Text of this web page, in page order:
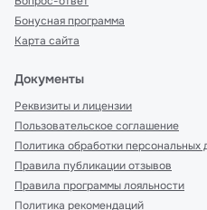
Бонусная программа
Карта сайта
Документы
Реквизиты и лицензии
Пользовательское соглашение
Политика обработки персональных
Правила публикации отзывов
Правила программы лояльности
Политика рекомендаций